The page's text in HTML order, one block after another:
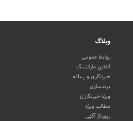
وبلاگ
روابط عمومی
آنلاین مارکتینگ
خبرنگاری و رسانه
برندسازی
ویژه خبرنگاران
مطالب ویژه
رپورتاژ آگهی